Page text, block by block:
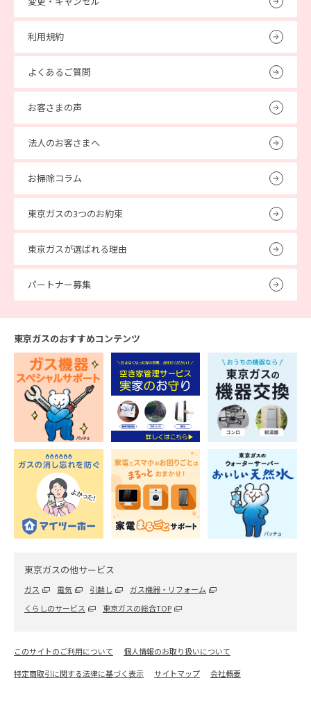
利用規約
よくあるご質問
お客さまの声
法人のお客さまへ
お掃除コラム
東京ガスの3つのお約束
東京ガスが選ばれる理由
パートナー募集
東京ガスのおすすめコンテンツ
東京ガスの他サービス
ガス 電気 引越し
ガス機器・リフォーム
くらしのサービス
東京ガスの総合TOP
このサイトのご利用について
個人情報のお取り扱いについて
特定商取引に関する法律に基づく表示
サイトマップ 会社概要